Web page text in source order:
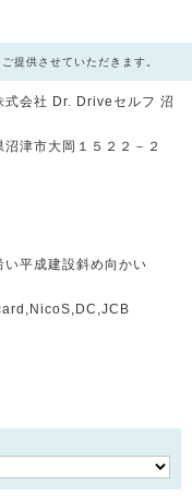
提供させていただきます。
式会社 Dr. Driveセルフ 沼
津市大岡１５２２－２
平成建設斜め向かい